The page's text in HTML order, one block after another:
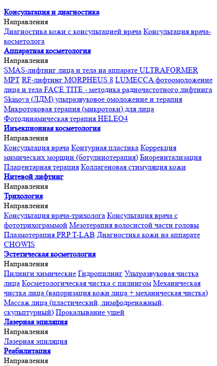
Консультация и диагностика
Направления
Диагностика кожи с консультацией врача Консультация врача-
косметолога
Аппаратная косметология
Направления
SMAS-лифтинг лица и тела на аппарате ULTRAFORMER
MPT RF-лифтинг MORPHEUS 8 LUMECCA фотоомоложение
лица и тела FACE TITE - методика радиочастотного лифтинга
Skinova (ЛДМ) ультразвуковое омоложение и терапия
Микротоковая терапия (микротоки) для лица
Фотодинамическая терапия HELEO4
Инъекционная косметология
Направления
Консультация врача Контурная пластика Коррекция
мимических морщин (ботулинотерапия) Биоревитализация
Плацентарная терапия Коллагеновая стимуляция кожи
Нитевой лифтинг
Направления
Трихология
Направления
Консультация врача-трихолога Консультация врача с
фототрихограммой Мезотерапия волосистой части головы
Плазмотерапия PRP T-LAB Диагностика кожи на аппарате
CHOWIS
Эстетическая косметология
Направления
Пилинги химические Гидропилинг Ультразвуковая чистка
лица Косметологическая чистка с пилингом Механическая
чистка лица (вапоризация кожи лица + механическая чистка)
Массаж лица (пластический, лимфодренажный,
скульптурный) Прокалывание ушей
Лазерная эпиляция
Направления
Лазерная эпиляция
Реабилитация
Направления